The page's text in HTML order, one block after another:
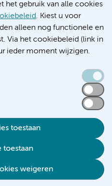
het gebruik van alle cookies
. Kiest u voor
alleen nog functionele en
Via het cookiebeleid (link in
ieder moment wijzigen.
toestaan
toestaan
weigeren